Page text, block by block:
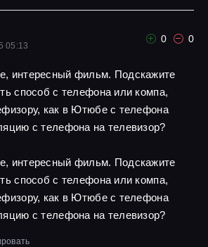
05:13
0 0
интересный фильм. Подскажите
способ с телефона или компа,
как в Ютюбе с телефона
с телефона на телевизор?
интересный фильм. Подскажите
способ с телефона или компа,
как в Ютюбе с телефона
с телефона на телевизор?